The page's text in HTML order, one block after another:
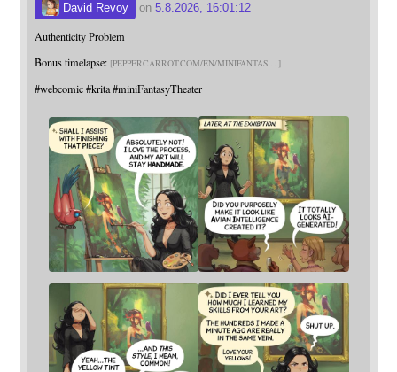
David Revoy on 5.8.2026, 16:01:12
Authenticity Problem
Bonus timelapse: PEPPERCARROT.COM/EN/MINIFANTAS
#webcomic #krita #miniFantasyTheater